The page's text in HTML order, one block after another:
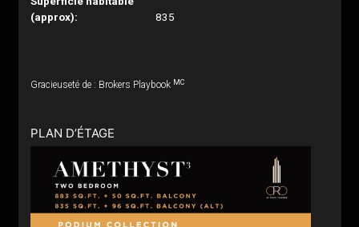
(approx):
835
Gracieuseté de : Brokers Playbook MC
PLAN D’ÉTAGE